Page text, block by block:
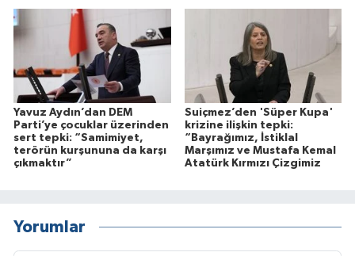
Yavuz Aydın’dan DEM
Parti’ye çocuklar üzerinden
sert tepki: “Samimiyet,
terörün kurşununa da karşı
çıkmaktır”
Suiçmez’den 'Süper Kupa'
krizine ilişkin tepki:
“Bayrağımız, İstiklal
Marşımız ve Mustafa Kemal
Atatürk Kırmızı Çizgimiz
Yorumlar